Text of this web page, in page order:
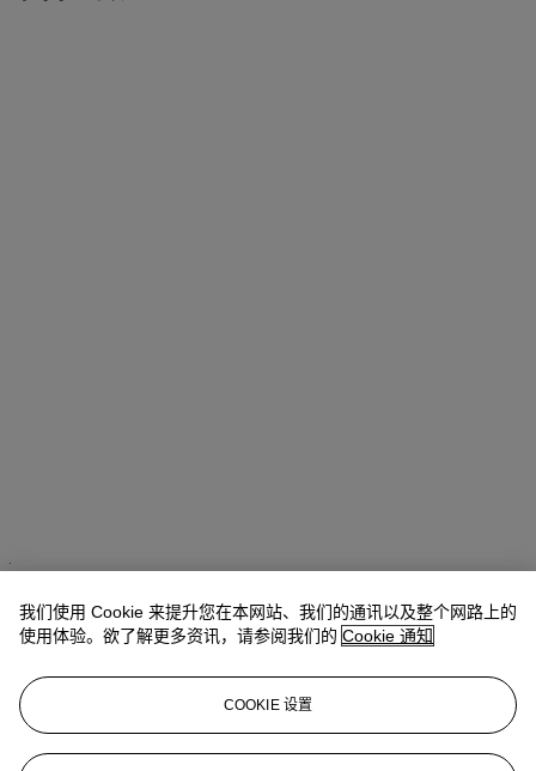
查阅状况报告或联络我们查询更多拍品资料
登入
我们使用 Cookie 来提升您在本网站、我们的通讯以及整个网路上的
使用体验。欲了解更多资讯，请参阅我们的 Cookie 通知
COOKIE 设置